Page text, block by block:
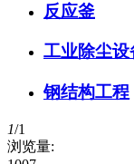
反应釜
工业除尘设
钢结构工程
1/1
浏览量: